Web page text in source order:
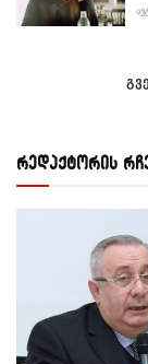
რედაქტორის